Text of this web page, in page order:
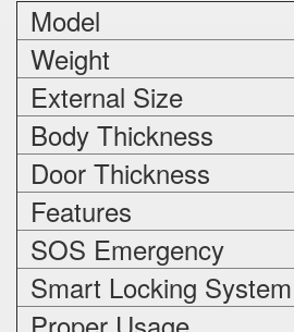
Model
Weight
External Size
Body Thickness
Door Thickness
Features
SOS Emergency
Smart Locking System